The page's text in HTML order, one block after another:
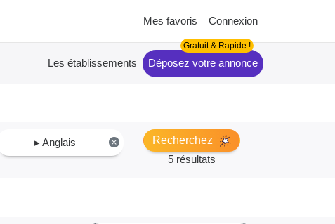
Mes favoris Connexion
Les établissements Déposez votre annonce
×
▸ Anglais
Recherchez
5 résultats